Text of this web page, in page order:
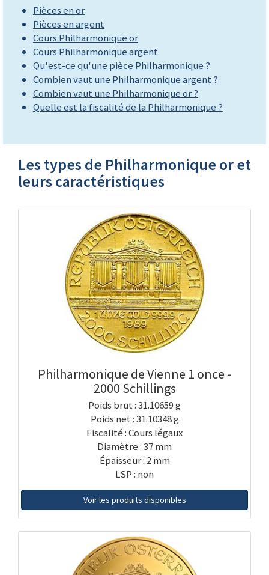
Pièces en or
Pièces en argent
Cours Philharmonique or
Cours Philharmonique argent
Qu'est-ce qu'une pièce Philharmonique ?
Combien vaut une Philharmonique argent ?
Combien vaut une Philharmonique or ?
Quelle est la fiscalité de la Philharmonique ?
Les types de Philharmonique or et
leurs caractéristiques
Philharmonique de Vienne 1 once -
2000 Schillings
Poids brut : 31.10659 g
Poids net : 31.10348 g
Fiscalité : Cours légaux
Diamètre : 37 mm
Épaisseur : 2 mm
LSP : non
Voir les produits disponibles